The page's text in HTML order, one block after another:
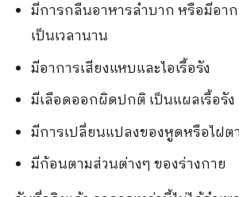
มีการกลืนอาหารลำบาก หรือมีอา
เป็นเวลานาน
มีอาการเสียงแหบและไอเรื้อรัง
มีเลือดออกผิดปกติ เป็นแผลเรื้อรัง
มีการเปลี่ยนแปลงของหูดหรือไฝต
มีก้อนตามส่วนต่างๆ ของร่างกาย